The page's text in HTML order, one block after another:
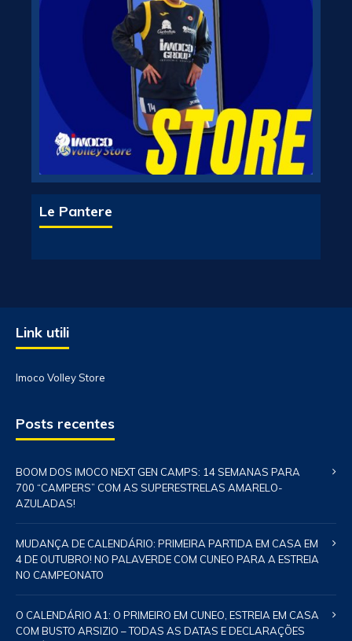
Le Pantere
Link utili
Imoco Volley Store
Posts recentes
BOOM DOS IMOCO NEXT GEN CAMPS: 14 SEMANAS PARA
700 “CAMPERS” COM AS SUPERESTRELAS AMARELO-
AZULADAS!
MUDANÇA DE CALENDÁRIO: PRIMEIRA PARTIDA EM CASA EM
4 DE OUTUBRO! NO PALAVERDE COM CUNEO PARA A ESTREIA
NO CAMPEONATO
O CALENDÁRIO A1: O PRIMEIRO EM CUNEO, ESTREIA EM CASA
COM BUSTO ARSIZIO – TODAS AS DATAS E DECLARAÇÕES